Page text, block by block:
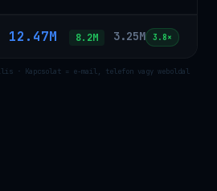
12.47M 8.2M 3.25M 3.8×
· Kapcsolat = e-mail, telefon vagy weboldal